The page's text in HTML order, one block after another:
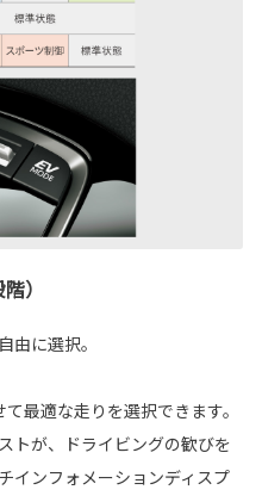
）
由に選択。
最適な走りを選択できます。
トが、ドライビングの歓びを
インフォメーションディスプ